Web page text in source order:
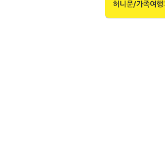
허니문/가족여행: